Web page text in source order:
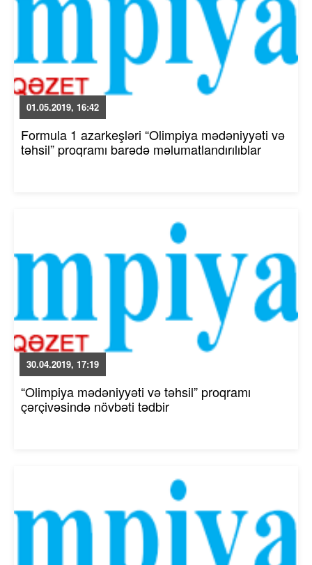
01.05.2019, 16:42
Formula 1 azarkeşləri “Olimpiya mədəniyyəti və
təhsil” proqramı barədə məlumatlandırılıblar
30.04.2019, 17:19
“Olimpiya mədəniyyəti və təhsil” proqramı
çərçivəsində növbəti tədbir